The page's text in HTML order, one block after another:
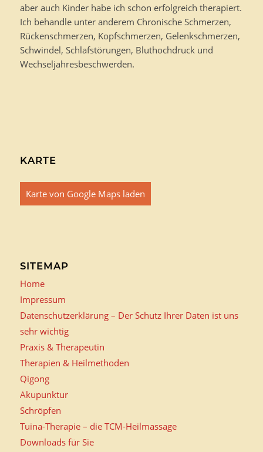
aber auch Kinder habe ich schon erfolgreich therapiert.
Ich behandle unter anderem Chronische Schmerzen,
Rückenschmerzen, Kopfschmerzen, Gelenkschmerzen,
Schwindel, Schlafstörungen, Bluthochdruck und
Wechseljahresbeschwerden.
KARTE
Karte von Google Maps laden
SITEMAP
Home
Impressum
Datenschutzerklärung – Der Schutz Ihrer Daten ist uns
sehr wichtig
Praxis & Therapeutin
Therapien & Heilmethoden
Qigong
Akupunktur
Schröpfen
Tuina-Therapie – die TCM-Heilmassage
Downloads für Sie